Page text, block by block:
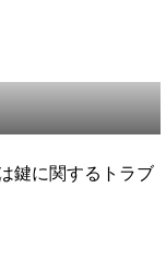
鍵に関するトラブ